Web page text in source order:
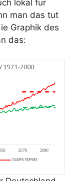
lokal für
man das tut
Graphik des
das: